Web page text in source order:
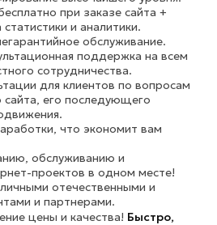
при заказе сайта +
и аналитики.
обслуживание.
поддержка на всем
сотрудничества.
для клиентов по вопросам
сайта, его последующего
что экономит вам
обслуживанию и
проектов в одном месте!
отечественными и
и партнерами.
цены и качества! Быстро,